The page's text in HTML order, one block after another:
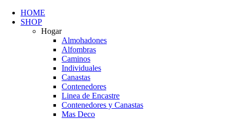
HOME
SHOP
Hogar
Almohadones
Alfombras
Caminos
Individuales
Canastas
Contenedores
Linea de Encastre
Contenedores y Canastas
Mas Deco